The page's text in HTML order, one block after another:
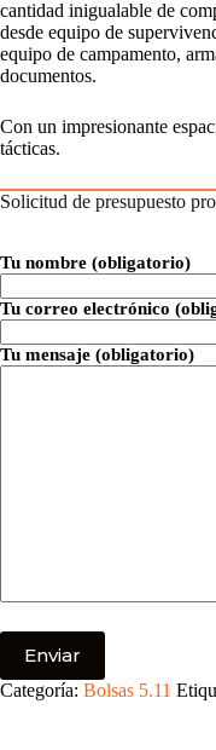
cantidad inigualable de
desde equipo de
equipo de campamento,
documentos.
Con un impresionante
tácticas.
Solicitud de presupuesto
Tu nombre (obligatorio)
Tu correo electrónico
Tu mensaje (obligatorio)
Categoría: Bolsas 5.11